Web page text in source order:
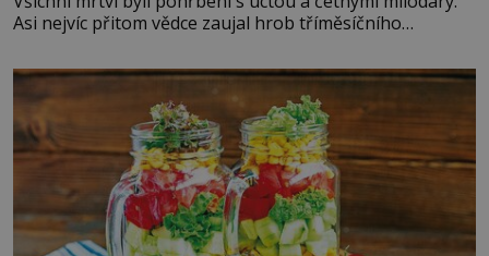
Asi nejvíc přitom vědce zaujal hrob tříměsíčního
blonďaté vlásky. Fakt, že jsou těla dávných lidí nesmírně
dobře zachovalá, přičítají odborníci zdejším klimatickým
podmínkám. Sucho, prosolené písky a extrémně